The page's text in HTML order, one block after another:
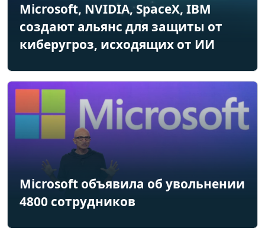
Microsoft, NVIDIA, SpaceX, IBM
создают альянс для защиты от
киберугроз, исходящих от ИИ
Microsoft объявила об увольнении
4800 сотрудников